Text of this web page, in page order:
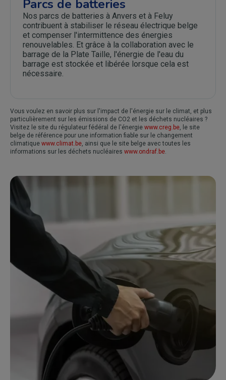
Parcs de batteries
Nos parcs de batteries à Anvers et à Feluy
contribuent à stabiliser le réseau électrique belge
et compenser l'intermittence des énergies
renouvelables. Et grâce à la collaboration avec le
barrage de la Plate Taille, l'énergie de l'eau du
barrage est stockée et libérée lorsque cela est
nécessaire.
Vous voulez en savoir plus sur l'impact de l'énergie sur le climat, et plus
particulièrement sur les émissions de CO2 et les déchets nucléaires ?
Visitez le site du régulateur fédéral de l'énergie www.creg.be, le site
belge de référence pour une information fiable sur le changement
climatique www.climat.be, ainsi que le site belge avec toutes les
informations sur les déchets nucléaires www.ondraf.be.
Image